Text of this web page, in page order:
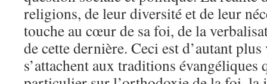
religions, de leur diversité et de leur
touche au cœur de sa foi, de la
de cette dernière. Ceci est d’autant
s’attachent aux traditions évangéliques